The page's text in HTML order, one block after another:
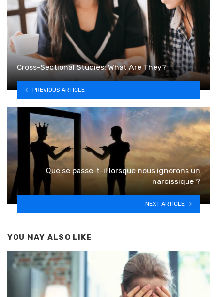
Cross-Sectional Studies: What Are They?
PREVIOUS ARTICLE
Que se passe-t-il lorsque nous ignorons un
narcissique ?
NEXT ARTICLE
YOU MAY ALSO LIKE